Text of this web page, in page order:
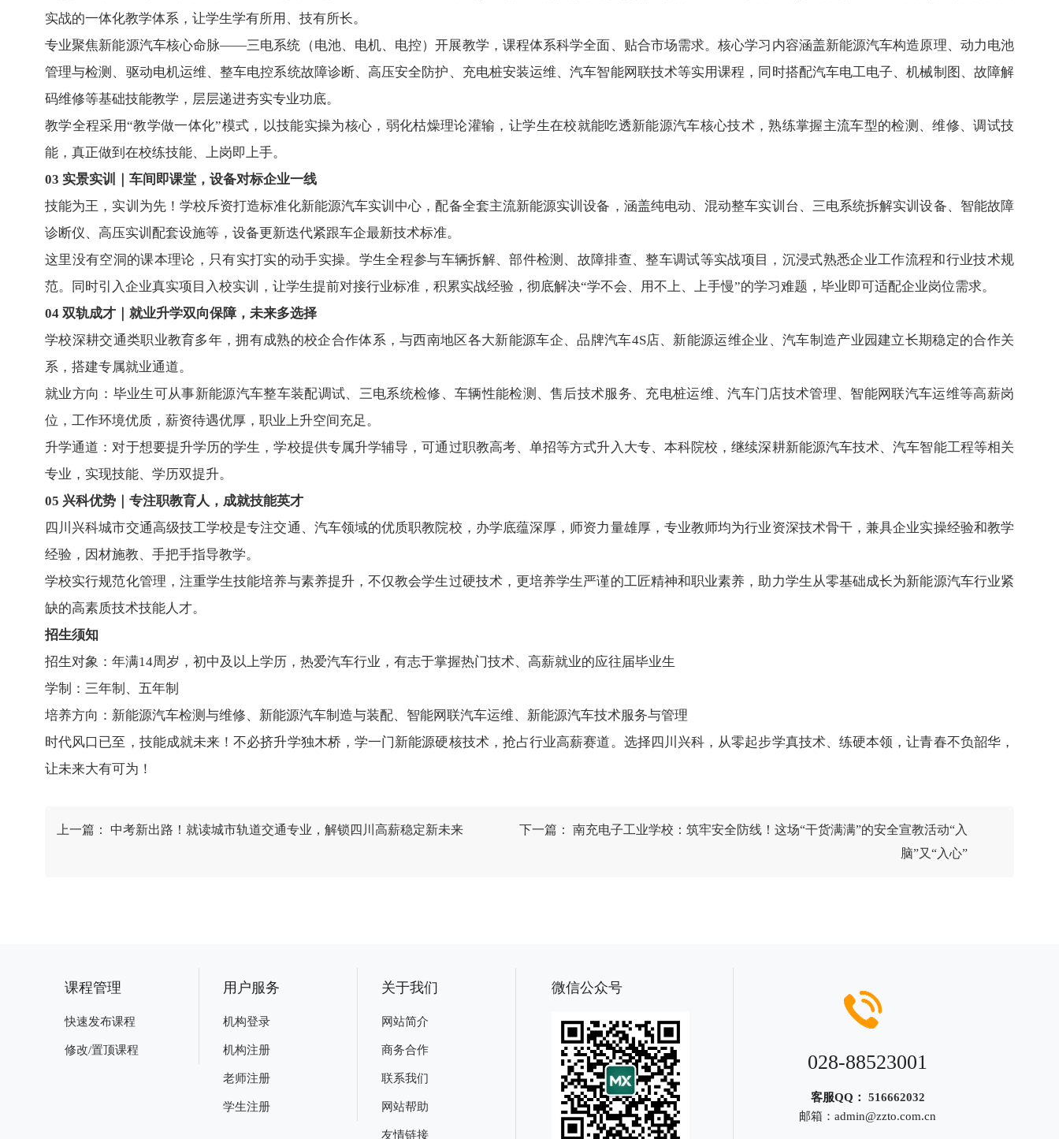
实战的一体化教学体系，让学生学有所用、技有所长。
专业聚焦新能源汽车核心命脉——三电系统（电池、电机、电控）开展教学，课程体系科学全面、贴合市场需求。核心学习内容涵盖新能源汽车构造原理、动力电池
管理与检测、驱动电机运维、整车电控系统故障诊断、高压安全防护、充电桩安装运维、汽车智能网联技术等实用课程，同时搭配汽车电工电子、机械制图、故障解
码维修等基础技能教学，层层递进夯实专业功底。
教学全程采用“教学做一体化”模式，以技能实操为核心，弱化枯燥理论灌输，让学生在校就能吃透新能源汽车核心技术，熟练掌握主流车型的检测、维修、调试技
能，真正做到在校练技能、上岗即上手。
03 实景实训｜车间即课堂，设备对标企业一线
技能为王，实训为先！学校斥资打造标准化新能源汽车实训中心，配备全套主流新能源实训设备，涵盖纯电动、混动整车实训台、三电系统拆解实训设备、智能故障
诊断仪、高压实训配套设施等，设备更新迭代紧跟车企最新技术标准。
这里没有空洞的课本理论，只有实打实的动手实操。学生全程参与车辆拆解、部件检测、故障排查、整车调试等实战项目，沉浸式熟悉企业工作流程和行业技术规
范。同时引入企业真实项目入校实训，让学生提前对接行业标准，积累实战经验，彻底解决“学不会、用不上、上手慢”的学习难题，毕业即可适配企业岗位需求。
04 双轨成才｜就业升学双向保障，未来多选择
学校深耕交通类职业教育多年，拥有成熟的校企合作体系，与西南地区各大新能源车企、品牌汽车4S店、新能源运维企业、汽车制造产业园建立长期稳定的合作关
系，搭建专属就业通道。
就业方向：毕业生可从事新能源汽车整车装配调试、三电系统检修、车辆性能检测、售后技术服务、充电桩运维、汽车门店技术管理、智能网联汽车运维等高薪岗
位，工作环境优质，薪资待遇优厚，职业上升空间充足。
升学通道：对于想要提升学历的学生，学校提供专属升学辅导，可通过职教高考、单招等方式升入大专、本科院校，继续深耕新能源汽车技术、汽车智能工程等相关
专业，实现技能、学历双提升。
05 兴科优势｜专注职教育人，成就技能英才
四川兴科城市交通高级技工学校是专注交通、汽车领域的优质职教院校，办学底蕴深厚，师资力量雄厚，专业教师均为行业资深技术骨干，兼具企业实操经验和教学
经验，因材施教、手把手指导教学。
学校实行规范化管理，注重学生技能培养与素养提升，不仅教会学生过硬技术，更培养学生严谨的工匠精神和职业素养，助力学生从零基础成长为新能源汽车行业紧
缺的高素质技术技能人才。
招生须知
招生对象：年满14周岁，初中及以上学历，热爱汽车行业，有志于掌握热门技术、高薪就业的应往届毕业生
学制：三年制、五年制
培养方向：新能源汽车检测与维修、新能源汽车制造与装配、智能网联汽车运维、新能源汽车技术服务与管理
时代风口已至，技能成就未来！不必挤升学独木桥，学一门新能源硬核技术，抢占行业高薪赛道。选择四川兴科，从零起步学真技术、练硬本领，让青春不负韶华，
让未来大有可为！
上一篇： 中考新出路！就读城市轨道交通专业，解锁四川高薪稳定新未来 下一篇： 南充电子工业学校：筑牢安全防线！这场“干货满满”的安全宣教活动“入
脑”又“入心”
课程管理
快速发布课程
修改/置顶课程
用户服务
机构登录
机构注册
老师注册
学生注册
关于我们
网站简介
商务合作
联系我们
网站帮助
友情链接
微信公众号
028-88523001
客服QQ： 516662032
邮箱： admin@zzto.com.cn